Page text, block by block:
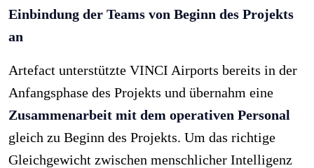
Einbindung der Teams von Beginn des Projekts
an
Artefact unterstützte VINCI Airports bereits in der
Anfangsphase des Projekts und übernahm eine
Zusammenarbeit mit dem operativen Personal
gleich zu Beginn des Projekts. Um das richtige
Gleichgewicht zwischen menschlicher Intelligenz